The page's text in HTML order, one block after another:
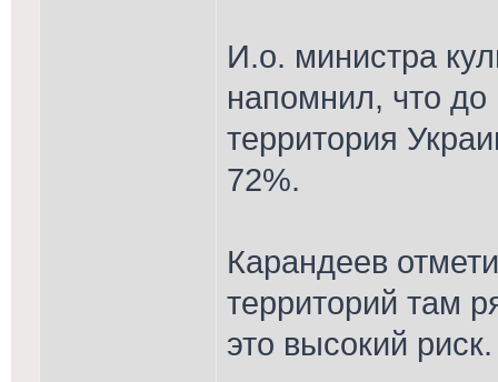
И.о. министра
напомнил, что до
территория
72%.
Карандеев
территорий там
это высокий риск.